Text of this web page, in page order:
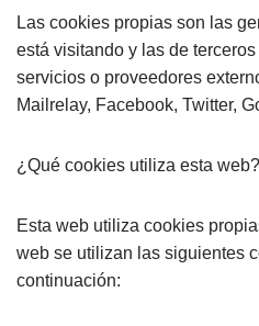
Las cookies propias son las
está visitando y las de
servicios o proveedores
Mailrelay, Facebook, Twitter,
¿Qué cookies utiliza esta web?
Esta web utiliza cookies
web se utilizan las siguientes
continuación: